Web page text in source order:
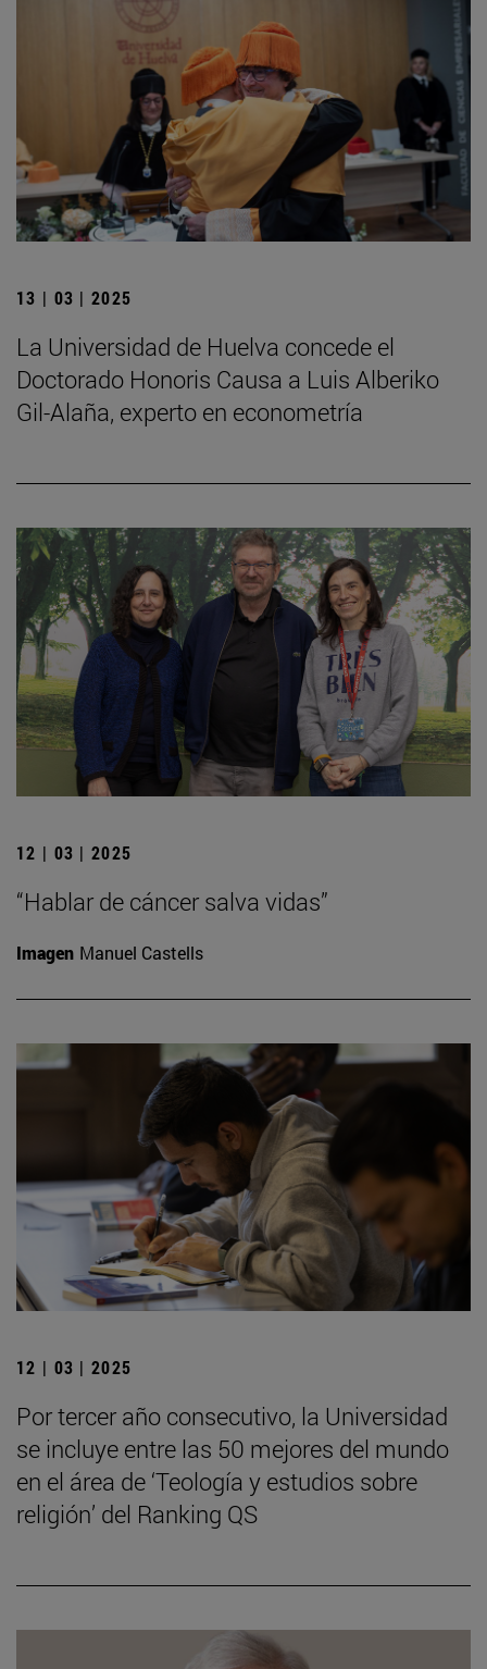
13 | 03 | 2025
La Universidad de Huelva concede el
Doctorado Honoris Causa a Luis Alberiko
Gil-Alaña, experto en econometría
12 | 03 | 2025
“Hablar de cáncer salva vidas”
Imagen Manuel Castells
12 | 03 | 2025
Por tercer año consecutivo, la Universidad
se incluye entre las 50 mejores del mundo
en el área de ‘Teología y estudios sobre
religión’ del Ranking QS